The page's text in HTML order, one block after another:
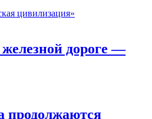
цивилизация»
железной дороге —
продолжаются